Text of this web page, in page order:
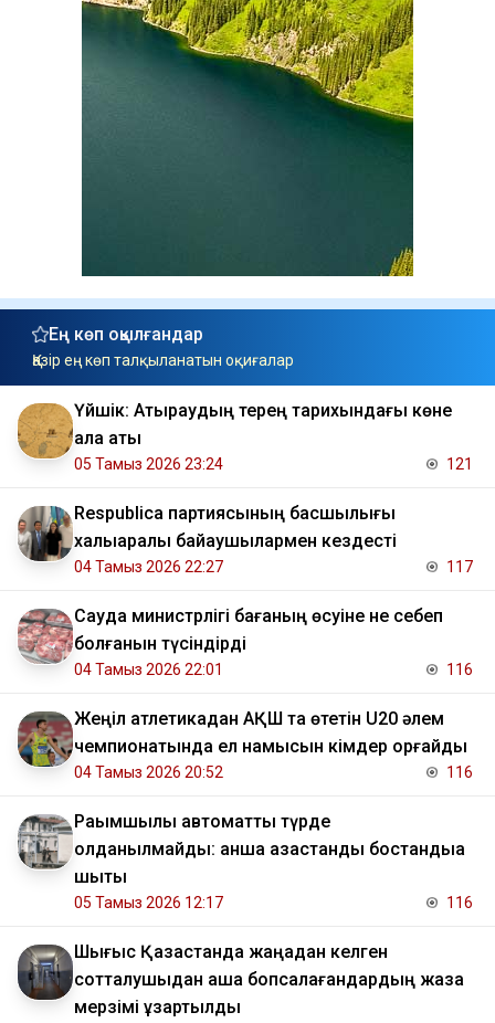
Ең көп оқылғандар
Қазір ең көп талқыланатын оқиғалар
Үйшік: Атыраудың терең тарихындағы көне
қала аты
05 Тамыз 2026 23:24 121
Respublica партиясының басшылығы
халықаралық байқаушылармен кездесті
04 Тамыз 2026 22:27 117
Сауда министрлігі бағаның өсуіне не себеп
болғанын түсіндірді
04 Тамыз 2026 22:01 116
Жеңіл атлетикадан АҚШ та өтетін U20 әлем
чемпионатында ел намысын кімдер қорғайды
04 Тамыз 2026 20:52 116
Рақымшылық автоматты түрде
қолданылмайды: қанша қазақстандық бостандыққа
шықты
05 Тамыз 2026 12:17 116
Шығыс Қазақстанда жаңадан келген
сотталушыдан ақша бопсалағандардың жаза
мерзімі ұзартылды